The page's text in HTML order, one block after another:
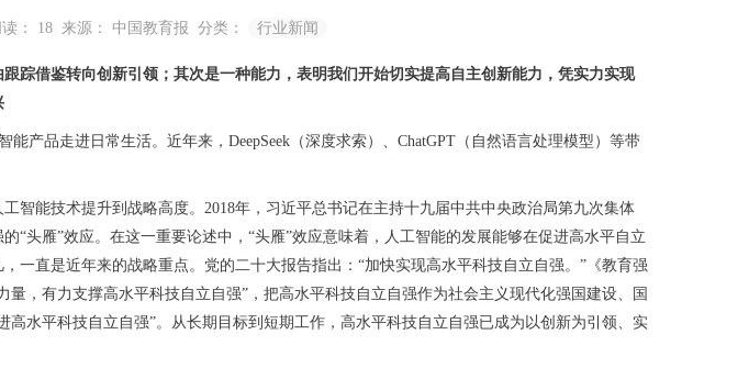
： 18 来源： 中国教育报 分类： 行业新闻
踪借鉴转向创新引领；其次是一种能力，表明我们开始切实提高自主创新能力，凭实力实现
品走进日常生活。近年来，DeepSeek（深度求索）、ChatGPT（自然语言处理模型）等带
能技术提升到战略高度。2018年，习近平总书记在主持十九届中共中央政治局第九次集体
头雁”效应。在这一重要论述中，“头雁”效应意味着，人工智能的发展能够在促进高水平自立
一直是近年来的战略重点。党的二十大报告指出：“加快实现高水平科技自立自强。”《教育强
，有力支撑高水平科技自立自强”，把高水平科技自立自强作为社会主义现代化强国建设、国
水平科技自立自强”。从长期目标到短期工作，高水平科技自立自强已成为以创新为引领、实